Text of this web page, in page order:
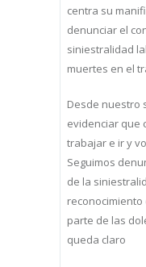
centra su
denunciar el
siniestralidad
muertes en el
Desde nuestro
evidenciar que
trabajar e ir y
Seguimos
de la
parte de las
queda claro